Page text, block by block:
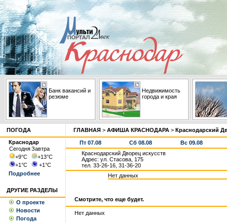
Банк вакансий и
резюме
Недвижимость
города и края
ПОГОДА
Краснодар
СегодняЗавтра
+9°С +13°С
+1°С +1°С
Подробнее
ДРУГИЕ РАЗДЕЛЫ
О проекте
Новости
Погода
ГЛАВНАЯ > АФИША КРАСНОДАРА > Краснодарский
Пт 07.08 Сб 08.08
Вс 09.08
Краснодарский Дворец искусств
Адрес: ул. Стасова, 175
тел. 33-26-16, 31-36-20
Нет данных
Смотрите, что еще будет.
Нет данных